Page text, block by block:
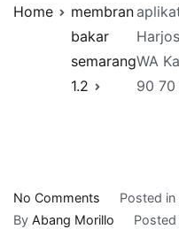
Home
membran
bakar
semarang
1.2
WA
90
No Comments
aplikator
Posted in
By Abang Morillo Posted